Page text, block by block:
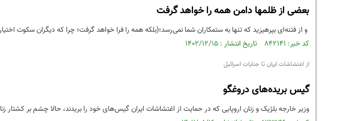
بعضی از ظلمها دامن همه را خواهد گرفت
و از فتنه‌ای بپرهیزید که تنها به ستمکاران شما نمی‌رسد؛(بلکه همه را فرا خواهد گرفت؛ چرا که دیگران سکوت اختیار
کد خبر: ۸۴۲۱۴۱ تاریخ انتشار : ۱۴۰۲/۱۲/۱۵
از اغتشاشات ایران تا جنایات اسرائیل
گیس بریده‌های دروغگو
وزیر خارجه بلژیک و زنان اروپایی که در حمایت از اغتشاشات ایران گیس‌های خود را بریدند، حالا چشم بر کشتار